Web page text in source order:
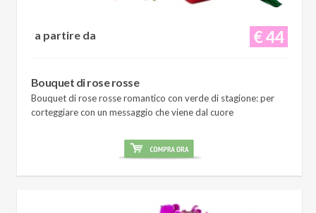
€ 44
a partire da
Bouquet di rose rosse
Bouquet di rose rosse romantico con verde di stagione: per
corteggiare con un messaggio che viene dal cuore